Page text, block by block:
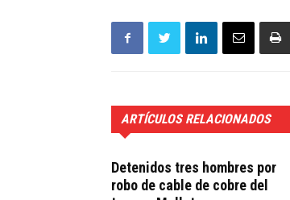
ARTÍCULOS RELACIONADOS
Detenidos tres hombres por
robo de cable de cobre del